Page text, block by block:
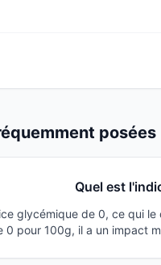
posées
Quel est
glycémique de 0, ce qui
0 pour 100g, il a un impact